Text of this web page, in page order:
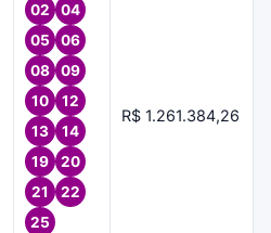
02
04
05
06
08
09
10
12
13
14
19
20
21
22
25
R$ 1.261.384,26